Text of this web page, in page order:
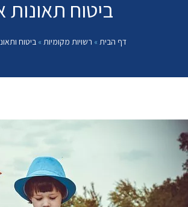
ביטוח תאונות
דף הבית » רשויות מקומיות » ביטוח